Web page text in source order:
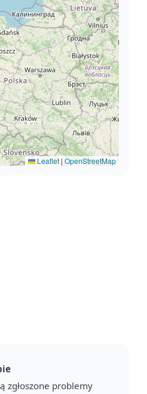
Leaflet | OpenStreetMap
zgłoszone problemy